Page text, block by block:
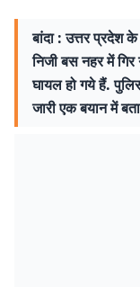
बांदा : उत्तर प्रदेश के
निजी बस नहर में
घायल हो गये हैं.
जारी एक बयान में